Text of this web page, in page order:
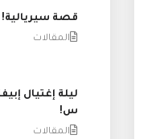
قصة سيريالية!
المقالات
ليلة إغتيال
س!
المقالات